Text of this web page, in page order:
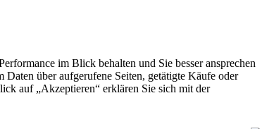
im Blick behalten und Sie besser ansprechen
über aufgerufene Seiten, getätigte Käufe oder
auf „Akzeptieren“ erklären Sie sich mit der